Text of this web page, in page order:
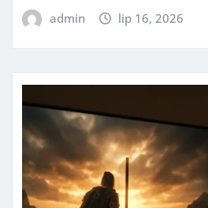
admin lip 16, 2026